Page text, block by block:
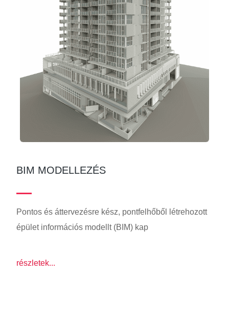
BIM MODELLEZÉS
Pontos és áttervezésre kész, pontfelhőből létrehozott
épület információs modellt (BIM) kap
részletek...